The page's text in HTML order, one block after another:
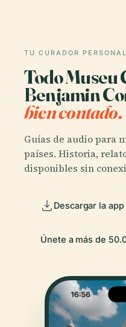
TU CURADOR PERSONAL
Todo Museu
Benjamin
bien contado.
Guías de audio para
países. Historia,
disponibles sin
Descargar la app
Únete a más de